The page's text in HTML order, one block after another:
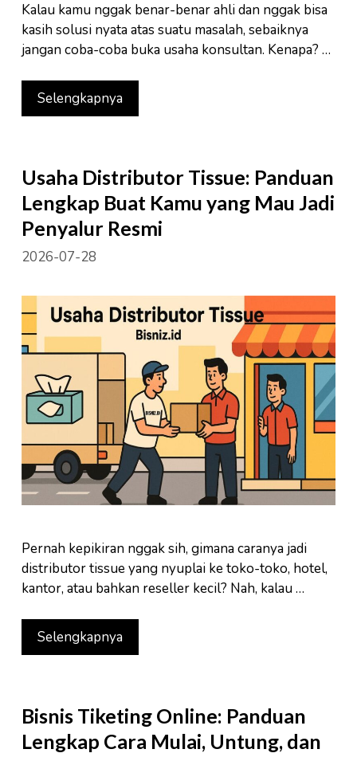
Kalau kamu nggak benar-benar ahli dan nggak bisa
kasih solusi nyata atas suatu masalah, sebaiknya
jangan coba-coba buka usaha konsultan. Kenapa? …
Selengkapnya
Usaha Distributor Tissue: Panduan
Lengkap Buat Kamu yang Mau Jadi
Penyalur Resmi
2026-07-28
Pernah kepikiran nggak sih, gimana caranya jadi
distributor tissue yang nyuplai ke toko-toko, hotel,
kantor, atau bahkan reseller kecil? Nah, kalau …
Selengkapnya
Bisnis Tiketing Online: Panduan
Lengkap Cara Mulai, Untung, dan